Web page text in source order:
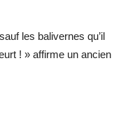
les balivernes qu’il
! » affirme un ancien